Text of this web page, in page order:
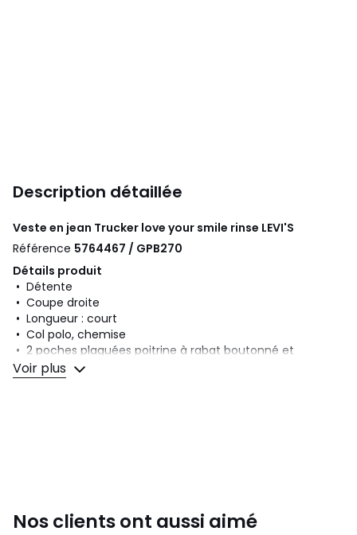
Description détaillée
Veste en jean Trucker love your smile rinse LEVI'S
Référence 5764467 / GPB270
Détails produit
• Détente
• Coupe droite
• Longueur : court
• Col polo, chemise
• 2 poches plaquées poitrine à rabat boutonné et
étiquette
• Poignets boutonnés
Love Your Smile Rinse
Tailles S, M, L, XL
Voir plus
Nos clients ont aussi aimé